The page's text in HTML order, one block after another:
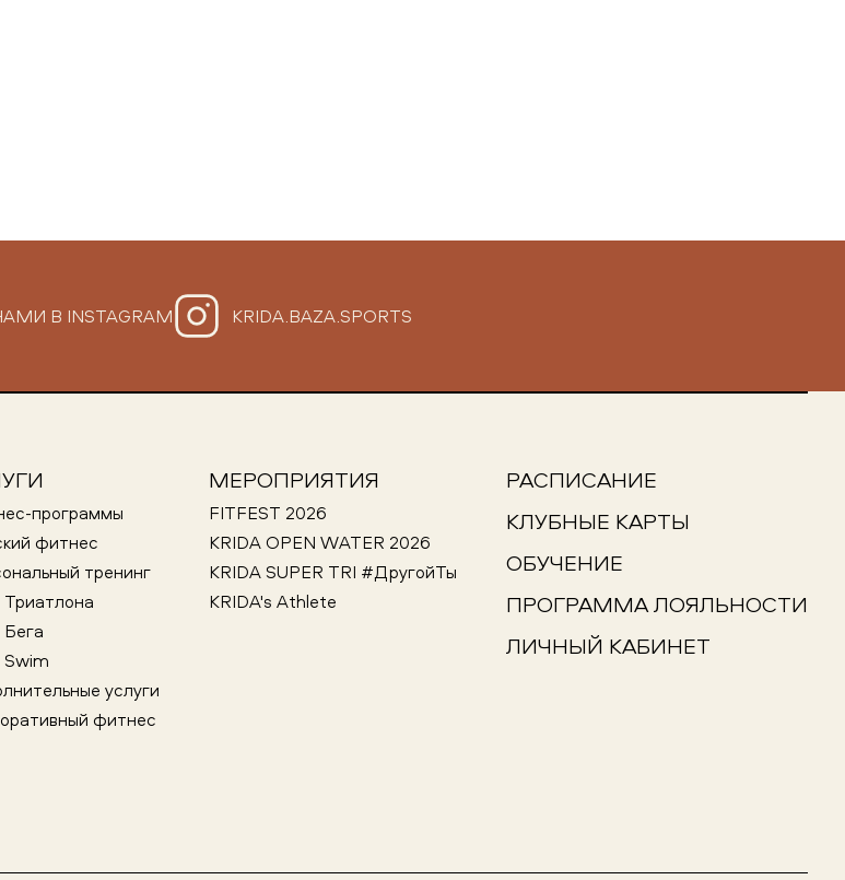
В INSTAGRAM KRIDA.BAZA.SPORTS
программы
фитнес
тренинг
Swim
услуги
фитнес
МЕРОПРИЯТИЯ
FITFEST 2026
KRIDA OPEN WATER 2026
KRIDA SUPER TRI #ДругойТы
KRIDA's Athlete
РАСПИСАНИЕ
КЛУБНЫЕ КАРТЫ
ОБУЧЕНИЕ
ПРОГРАММА ЛОЯЛЬНОСТИ
ЛИЧНЫЙ КАБИНЕТ